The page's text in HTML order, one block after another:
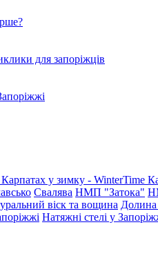
для запоріжців
у зимку - WinterTime
Свалява НМП "Затока"
віск та вощина Долина
Натяжні стелі у